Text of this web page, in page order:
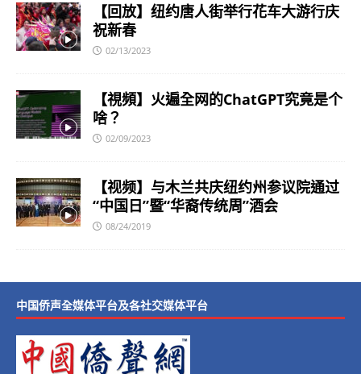
【回放】纽约唐人街举行花车大游行庆
祝新春
02/13/2023
【視頻】火遍全网的ChatGPT究竟是个
啥？
02/09/2023
【视频】与木兰共庆纽约州参议院通过
“中国日”暨“华裔传统周”酒会
08/24/2019
中国侨声全媒体平台及各社交媒体平台